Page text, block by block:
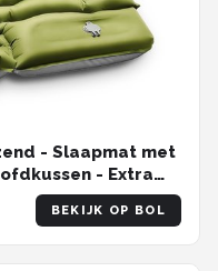
- Slaapmat met
- Extra
- Slaapmatje -
BEKIJK OP BOL